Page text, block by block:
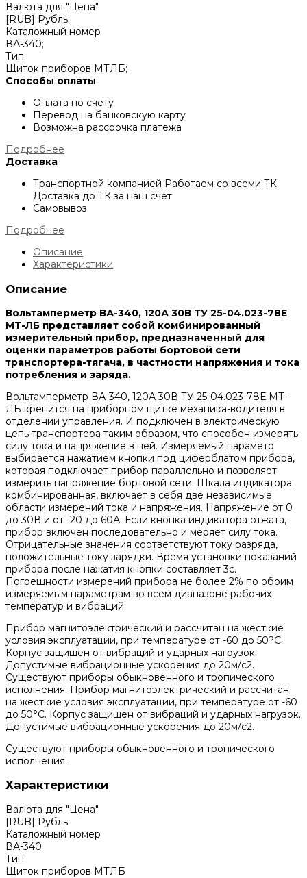
Валюта для "Цена"
[RUB] Рубль;
Каталожный номер
ВА-340;
Тип
Щиток приборов МТЛБ;
Способы оплаты
Оплата по счёту
Перевод на банковскую карту
Возможна рассрочка платежа
Подробнее
Доставка
Транспортной компанией Работаем со всеми ТК
Доставка до ТК за наш счёт
Самовывоз
Подробнее
Описание
Характеристики
Описание
Вольтамперметр ВА-340, 120А 30В ТУ 25-04.023-78Е
МТ-ЛБ представляет собой комбинированный
измерительный прибор, предназначенный для
оценки параметров работы бортовой сети
транспортера-тягача, в частности напряжения и тока
потребления и заряда.
Вольтамперметр ВА-340, 120А 30В ТУ 25-04.023-78Е МТ-
ЛБ крепится на приборном щитке механика-водителя в
отделении управления. И подключен в электрическую
цепь транспортера таким образом, что способен измерять
силу тока и напряжение в ней. Измеряемый параметр
выбирается нажатием кнопки под циферблатом прибора,
которая подключает прибор параллельно и позволяет
измерить напряжение бортовой сети. Шкала индикатора
комбинированная, включает в себя две независимые
области измерений тока и напряжения. Напряжение от 0
до 30В и от -20 до 60А. Если кнопка индикатора отжата,
прибор включен последовательно и меряет силу тока.
Отрицательные значения соответствуют току разряда,
положительные току зарядки. Время установки показаний
прибора после нажатия кнопки составляет 3с.
Погрешности измерений прибора не более 2% по обоим
измеряемым параметрам во всем диапазоне рабочих
температур и вибраций.
Прибор магнитоэлектрический и рассчитан на жесткие
условия эксплуатации, при температуре от -60 до 50?С.
Корпус защищен от вибраций и ударных нагрузок.
Допустимые вибрационные ускорения до 20м/с2.
Существуют приборы обыкновенного и тропического
исполнения. Прибор магнитоэлектрический и рассчитан
на жесткие условия эксплуатации, при температуре от -60
до 50°С. Корпус защищен от вибраций и ударных нагрузок.
Допустимые вибрационные ускорения до 20м/с2.
Существуют приборы обыкновенного и тропического
исполнения.
Характеристики
Валюта для "Цена"
[RUB] Рубль
Каталожный номер
ВА-340
Тип
Щиток приборов МТЛБ